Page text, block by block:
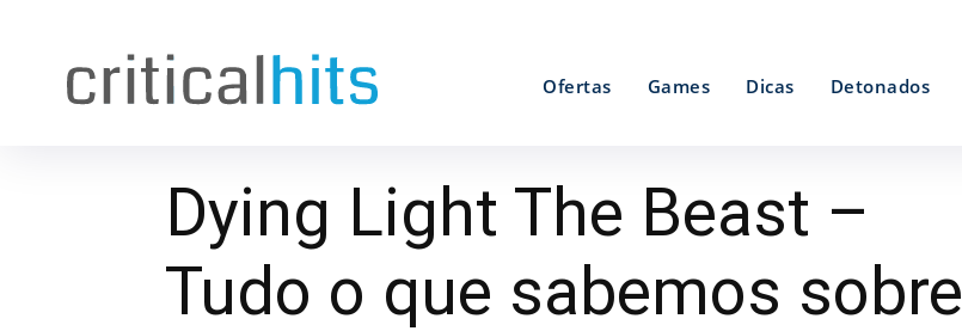
Ofertas Games Dicas Detonados
Dying Light The Beast –
Tudo o que sabemos sobre